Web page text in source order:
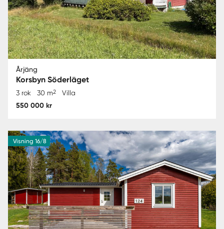
Årjäng
Korsbyn Söderläget
3 rok 30 m2 Villa
550 000 kr
Visning 16/8